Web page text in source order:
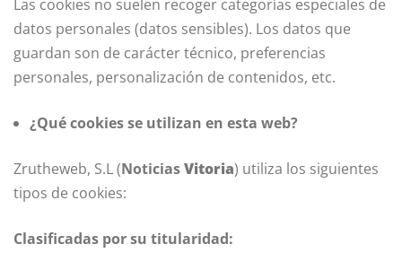
Las cookies no suelen recoger categorías especiales de
datos personales (datos sensibles). Los datos que
guardan son de carácter técnico, preferencias
personales, personalización de contenidos, etc.
¿Qué cookies se utilizan en esta web?
Zrutheweb, S.L (NoticiasVitoria) utiliza los siguientes
tipos de cookies:
Clasificadas por su titularidad: